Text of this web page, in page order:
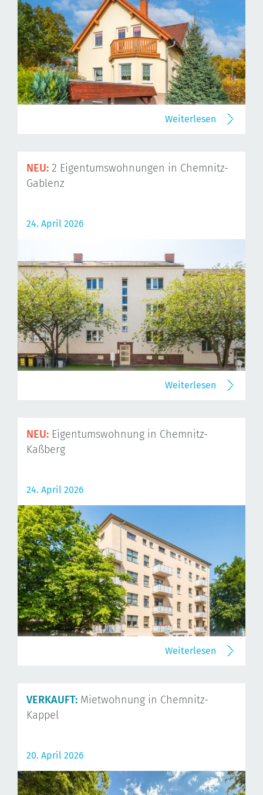
Weiterlesen
NEU: 2 Eigentumswohnungen in Chemnitz-
Gablenz
24. April 2026
Weiterlesen
NEU: Eigentumswohnung in Chemnitz-
Kaßberg
24. April 2026
Weiterlesen
VERKAUFT: Mietwohnung in Chemnitz-
Kappel
20. April 2026